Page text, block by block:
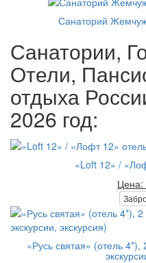
Санаторий
Санатории,
Отели,
отдыха
2026 год:
«Loft 12» /
Цена:
«Русь святая» (отель